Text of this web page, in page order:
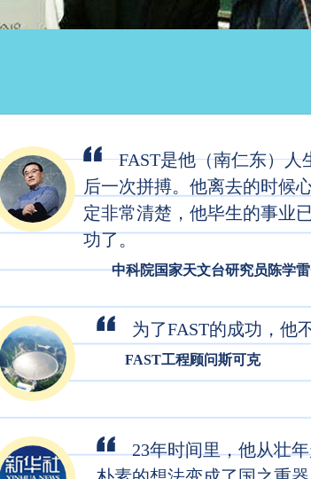
可爱的艺术“
中科院年龄最大的院士候
FAST是他（南仁东）人
后一次拼搏。他离去的时候
定非常清楚，他毕生的事业
功了。
中科院国家天文台研究员陈学雷
为了FAST的成功，他
FAST工程顾问斯可克
23年时间里，他从壮